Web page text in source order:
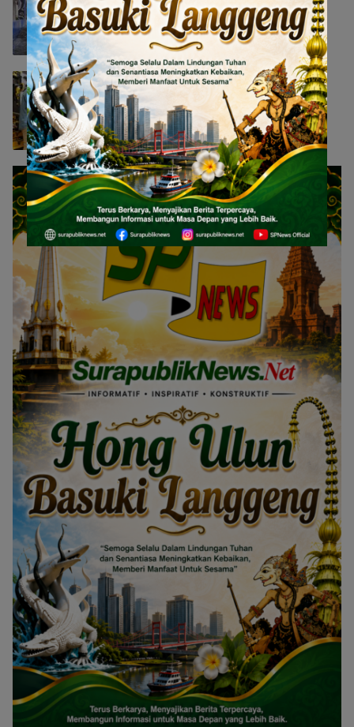
BEYOND di GIIAS 2026
Nasional 5 Agustus 2026 13:53
Laba Bersih AHI Melonjak 33,3 Persen
pada Semester I 2026, Ekspansi AZKO
Berlanjut hingga Toko ke-276
Bisnis 5 Agustus 2026 13:45